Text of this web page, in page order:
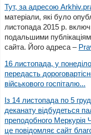
Тут, за адресою
матеріали, які було
листопада 2015 р.
подальшими
сайта. Його адреса –
16 листопада, у
передасть
військового госпіталю...
Із 14 листопада по 5
деканату відбудеться
преподобного Меркурія
це повідомляє сайт